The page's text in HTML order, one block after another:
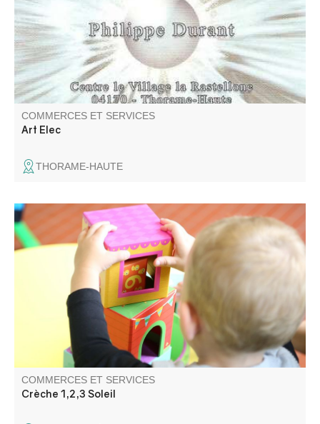
COMMERCES ET SERVICES
Art Elec
THORAME-HAUTE
La crèche de Saint André les Alpes accueille vos enfants
dans des locaux inaugurés en 2018.
COMMERCES ET SERVICES
Crèche 1,2,3 Soleil